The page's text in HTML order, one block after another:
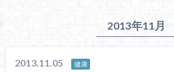
2013年11月
2013.11.05 健康